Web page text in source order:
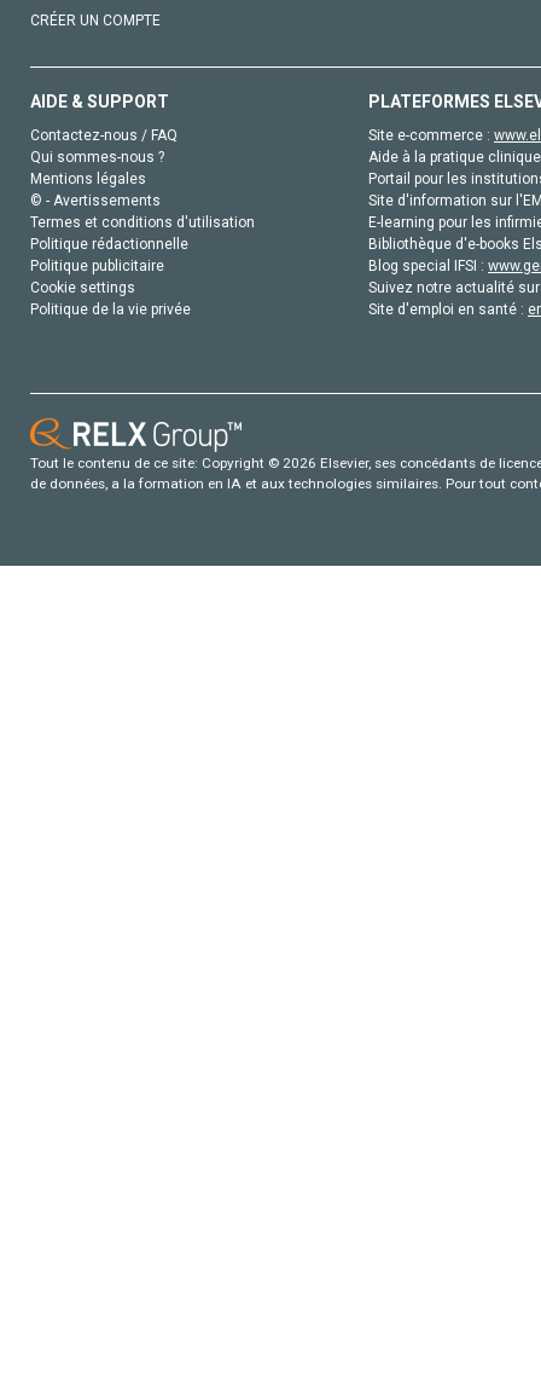
CRÉER UN COMPTE
AIDE & SUPPORT
Contactez-nous / FAQ
Qui sommes-nous ?
Mentions légales
© - Avertissements
Termes et conditions d'utilisation
Politique rédactionnelle
Politique publicitaire
Cookie settings
Politique de la vie privée
PLATEFORMES
Site e-commerce :
Aide à la pratique
Portail pour les
Site d'information sur
E-learning pour les
Bibliothèque d'e-books
Blog special IFSI :
Suivez notre actualité
Site d'emploi en santé :
Tout le contenu de ce site: Copyright © 2026 Elsevier, ses concédants de
de données, a la formation en IA et aux technologies similaires. Pour tout